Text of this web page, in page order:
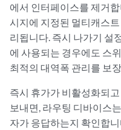
에서 인터페이스를 제거
시지에 지정된 멀티캐스
리됩니다. 즉시 나가기 설
에 사용되는 경우에도 스
최적의 대역폭 관리를 보
즉시 휴가가 비활성화되
보내면, 라우팅 디바이스
자가 응답하는지 확인합